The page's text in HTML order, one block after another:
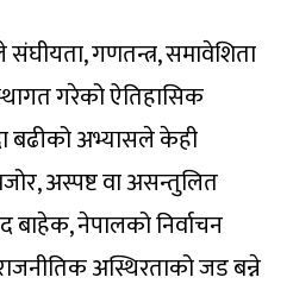
गणतन्त्र, समावेशिता
गरेको ऐतिहासिक
बढीको अभ्यासले केही
अस्पष्ट वा असन्तुलित
नेपालको निर्वाचन
अस्थिरताको जड बन्ने